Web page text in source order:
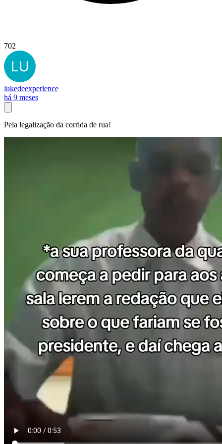
702
lukedeexperience
há 9 meses
Pela legalização da corrida de rua!